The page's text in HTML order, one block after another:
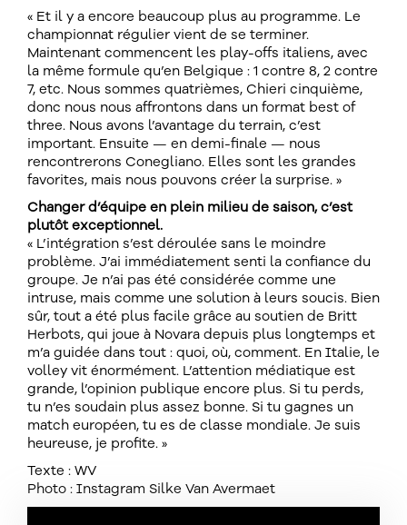
« Et il y a encore beaucoup plus au programme. Le
championnat régulier vient de se terminer.
Maintenant commencent les play-offs italiens, avec
la même formule qu’en Belgique : 1 contre 8, 2 contre
7, etc. Nous sommes quatrièmes, Chieri cinquième,
donc nous nous affrontons dans un format best of
three. Nous avons l’avantage du terrain, c’est
important. Ensuite — en demi-finale — nous
rencontrerons Conegliano. Elles sont les grandes
favorites, mais nous pouvons créer la surprise. »
Changer d’équipe en plein milieu de saison, c’est
plutôt exceptionnel.
« L’intégration s’est déroulée sans le moindre
problème. J’ai immédiatement senti la confiance du
groupe. Je n’ai pas été considérée comme une
intruse, mais comme une solution à leurs soucis. Bien
sûr, tout a été plus facile grâce au soutien de Britt
Herbots, qui joue à Novara depuis plus longtemps et
m’a guidée dans tout : quoi, où, comment. En Italie, le
volley vit énormément. L’attention médiatique est
grande, l’opinion publique encore plus. Si tu perds,
tu n’es soudain plus assez bonne. Si tu gagnes un
match européen, tu es de classe mondiale. Je suis
heureuse, je profite. »
Texte : WV
Photo : Instagram Silke Van Avermaet